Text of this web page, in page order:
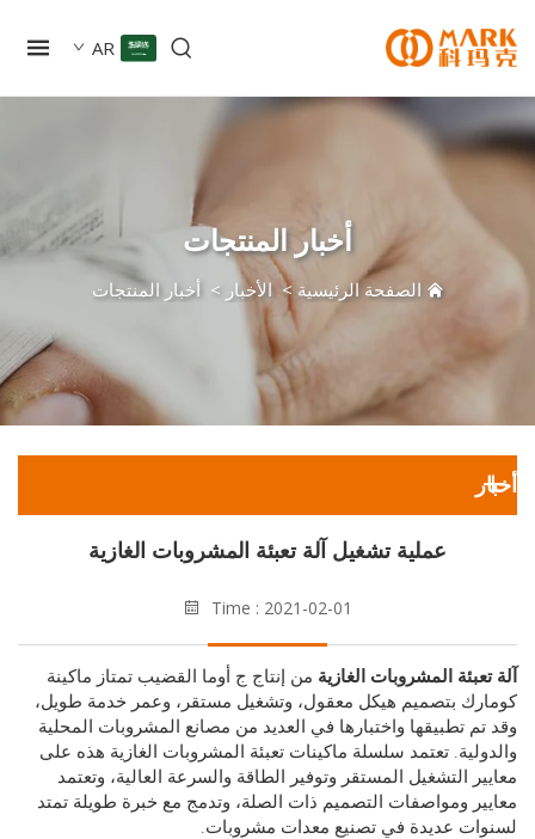
AR
أخبار المنتجات
الصفحة الرئيسية>الأخبار >أخبار المنتجات
عملية تشغيل آلة تعبئة المشروبات الغازية
Time : 2021-02-01
المشروبات الغازية من إنتاججأوما القضيبتمتاز ماكينة
بتصميم هيكل معقول، وتشغيل مستقر، وعمر خدمة طويل،
تطبيقها واختبارها في العديد من مصانع المشروبات المحلية
تعتمد سلسلة ماكينات تعبئة المشروبات الغازية هذه على
التشغيل المستقر وتوفير الطاقة والسرعة العالية، وتعتمد
ومواصفات التصميم ذات الصلة، وتدمج مع خبرة طويلة تمتد
عديدة في تصنيع معدات مشروبات.